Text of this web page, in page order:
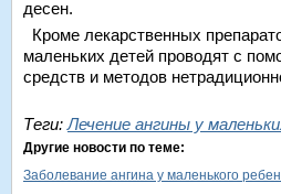
десен.
Кроме лекарственных
маленьких детей проводят с
средств и методов
Теги: Лечение ангины у
Другие новости по теме:
Заболевание ангина у маленького